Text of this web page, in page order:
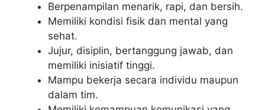
Berpenampilan menarik, rapi, dan bersih.
Memiliki kondisi fisik dan mental yang
sehat.
Jujur, disiplin, bertanggung jawab, dan
memiliki inisiatif tinggi.
Mampu bekerja secara individu maupun
dalam tim.